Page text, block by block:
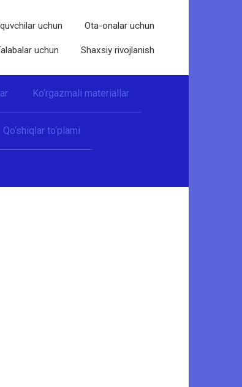
uchun Ota-onalar uchun
uchun Shaxsiy rivojlanish
Ko‘rgazmali materiallar
Qo‘shiqlar to‘plami